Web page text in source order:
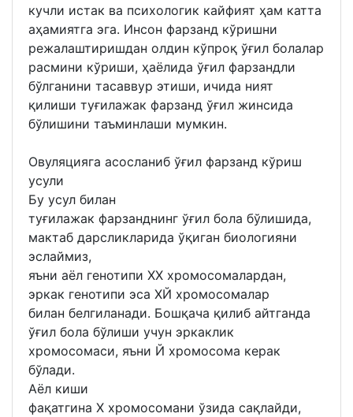
кучли истак ва психологик кайфият ҳам катта
аҳамиятга эга. Инсон фарзанд кўришни
режалаштиришдан олдин кўпроқ ўғил болалар
расмини кўриши, ҳаёлида ўғил фарзандли
бўлганини тасаввур этиши, ичида ният
қилиши туғилажак фарзанд ўғил жинсида
бўлишини таъминлаши мумкин.
Овуляцияга асосланиб ўғил фарзанд кўриш
усули
Бу усул билан
туғилажак фарзанднинг ўғил бола бўлишида,
мактаб дарсликларида ўқиган биологияни
эслаймиз,
яъни аёл генотипи ХХ хромосомалардан,
эркак генотипи эса ХЙ хромосомалар
билан белгиланади. Бошқача қилиб айтганда
ўғил бола бўлиши учун эркаклик
хромосомаси, яъни Й хромосома керак
бўлади.
Аёл киши
фақатгина Х хромосомани ўзида сақлайди,